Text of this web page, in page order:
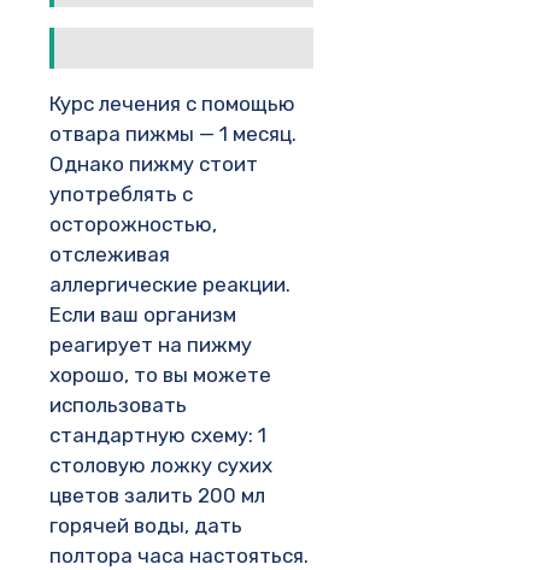
Курс лечения с помощью
отвара пижмы — 1 месяц.
Однако пижму стоит
употреблять с
осторожностью,
отслеживая
аллергические реакции.
Если ваш организм
реагирует на пижму
хорошо, то вы можете
использовать
стандартную схему: 1
столовую ложку сухих
цветов залить 200 мл
горячей воды, дать
полтора часа настояться.